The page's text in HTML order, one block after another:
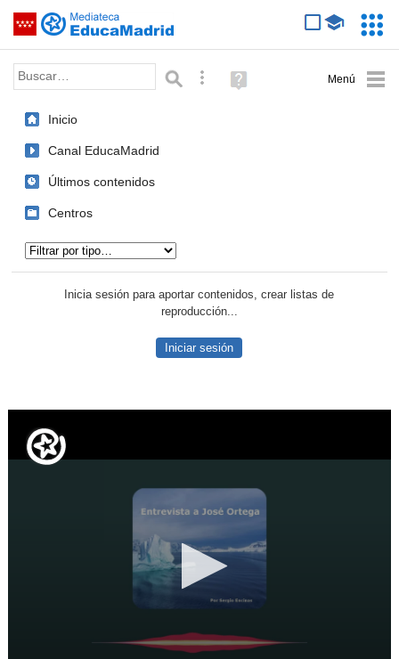
Saltar navegación
Palabra o frase: Búsqueda avanzada
Ayuda
(en
Inicio
Canal EducaMadrid
Últimos contenidos
Centros
Inicia sesión para aportar contenidos, crear listas de
reproducción...
Iniciar sesión